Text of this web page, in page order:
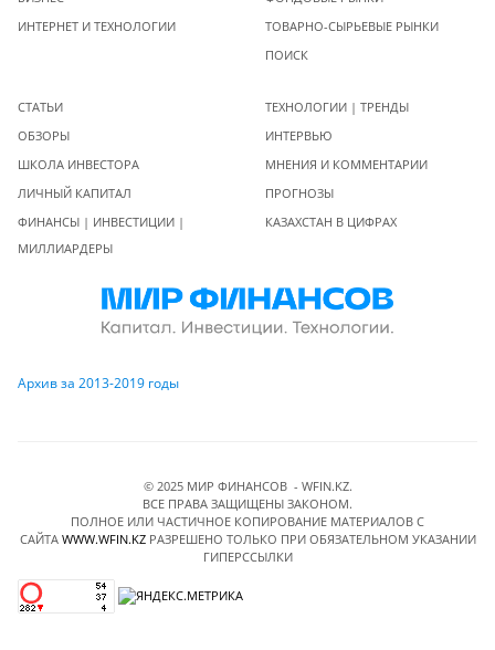
ИНТЕРНЕТ И ТЕХНОЛОГИИ
ТОВАРНО-СЫРЬЕВЫЕ РЫНКИ
ПОИСК
СТАТЬИ
ОБЗОРЫ
ШКОЛА ИНВЕСТОРА
ЛИЧНЫЙ КАПИТАЛ
ФИНАНСЫ | ИНВЕСТИЦИИ |
МИЛЛИАРДЕРЫ
ТЕХНОЛОГИИ | ТРЕНДЫ
ИНТЕРВЬЮ
МНЕНИЯ И КОММЕНТАРИИ
ПРОГНОЗЫ
КАЗАХСТАН В ЦИФРАХ
Архив за 2013-2019 годы
© 2025 МИР ФИНАНСОВ - WFIN.KZ.
ВСЕ ПРАВА ЗАЩИЩЕНЫ ЗАКОНОМ.
ПОЛНОЕ ИЛИ ЧАСТИЧНОЕ КОПИРОВАНИЕ МАТЕРИАЛОВ C
САЙТА WWW.WFIN.KZРАЗРЕШЕНО ТОЛЬКО ПРИ ОБЯЗАТЕЛЬНОМ УКАЗАНИИ
ГИПЕРССЫЛКИ